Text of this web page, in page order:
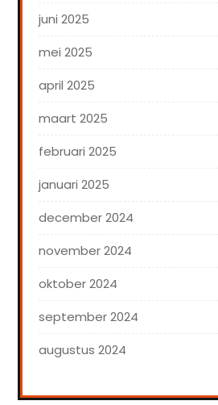
juni 2025
mei 2025
april 2025
maart 2025
februari 2025
januari 2025
december 2024
november 2024
oktober 2024
september 2024
augustus 2024